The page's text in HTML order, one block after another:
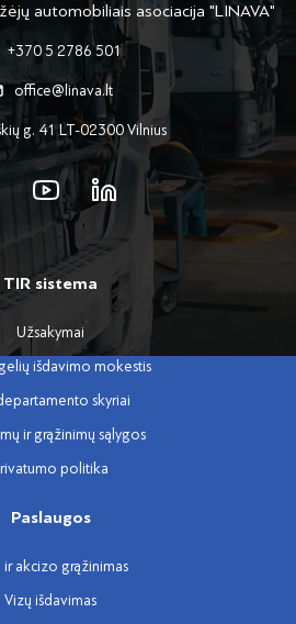
automobiliais asociacija "LINAVA"
+370 5 2786 501
office@linava.lt
g. 41 LT-02300 Vilnius
TIR sistema
Užsakymai
išdavimo mokestis
skyriai
ir grąžinimų sąlygos
politika
Paslaugos
ir akcizo grąžinimas
Vizų išdavimas